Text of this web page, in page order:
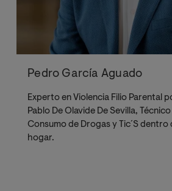
Pedro García Aguado
Experto en Violencia Filio Parental
Pablo De Olavide De Sevilla,
Consumo de Drogas y Tic´S dentro
hogar.